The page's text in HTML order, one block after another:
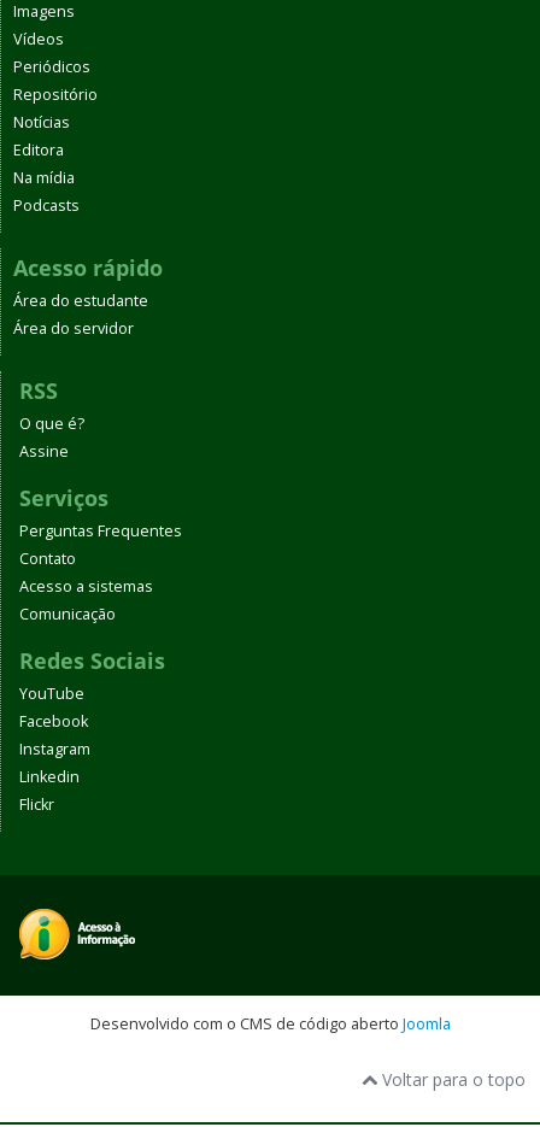
Imagens
Vídeos
Periódicos
Repositório
Notícias
Editora
Na mídia
Podcasts
Acesso rápido
Área do estudante
Área do servidor
RSS
O que é?
Assine
Serviços
Perguntas Frequentes
Contato
Acesso a sistemas
Comunicação
Redes Sociais
YouTube
Facebook
Instagram
Linkedin
Flickr
Desenvolvido com o CMS de código aberto Joomla
Voltar para o topo